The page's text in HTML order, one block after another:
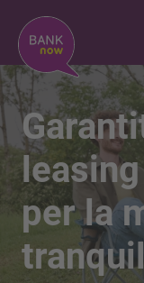
leasing
per la